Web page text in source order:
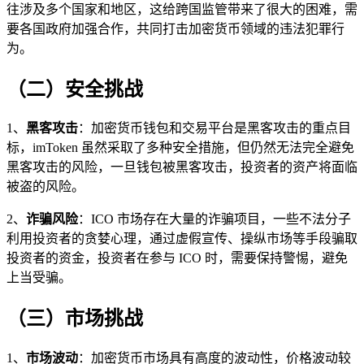
往涉及多个国家和地区，这给跨国监管带来了很大的困难，需
要各国政府加强合作，共同打击加密货币领域的违法犯罪行
为。
（二）安全挑战
1、 黑客攻击：加密货币钱包和交易平台是黑客攻击的重点目
标，imToken 虽然采取了多种安全措施，但仍然无法完全避免
黑客攻击的风险，一旦钱包被黑客攻击，投资者的资产将面临
被盗的风险。
2、 诈骗风险：ICO 市场存在大量的诈骗项目，一些不法分子
利用投资者的贪婪心理，通过虚假宣传、操纵市场等手段骗取
投资者的资金，投资者在参与 ICO 时，需要保持警惕，避免
上当受骗。
（三）市场挑战
1、 市场波动：加密货币市场具有高度的波动性，价格波动较